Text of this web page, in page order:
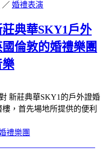
／ 婚禮表演
典華SKY1戶外
倫敦的婚禮樂團
樂
新莊典華SKY1的戶外證婚
，首先場地所提供的便利
禮樂團